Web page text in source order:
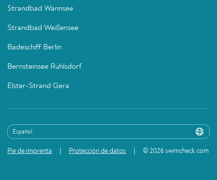
Strandbad Wannsee
Strandbad Weißensee
Badeschiff Berlin
Bernsteinsee Ruhlsdorf
Elster-Strand Gera
Pie de imprenta Protección de datos © 2026 swimcheck.com